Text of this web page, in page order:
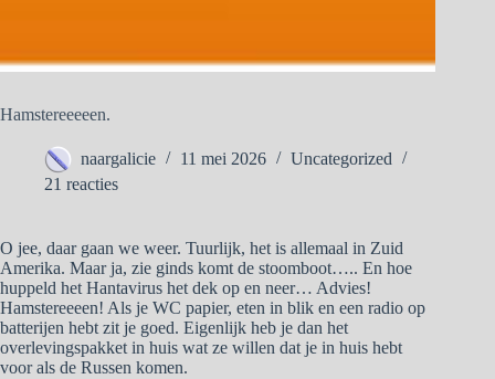
Hamstereeeeen.
naargalicie 11 mei 2026
Uncategorized
21 reacties
O jee, daar gaan we weer. Tuurlijk, het is allemaal in Zuid
Amerika. Maar ja, zie ginds komt de stoomboot….. En hoe
huppeld het Hantavirus het dek op en neer… Advies!
Hamstereeeen! Als je WC papier, eten in blik en een radio op
batterijen hebt zit je goed. Eigenlijk heb je dan het
overlevingspakket in huis wat ze willen dat je in huis hebt
voor als de Russen komen.